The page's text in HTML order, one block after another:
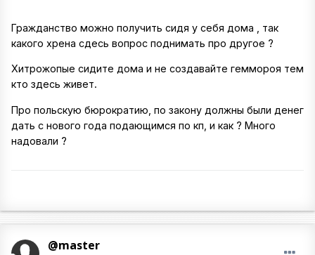
Гражданство можно получить сидя у себя дома , так
какого хрена сдесь вопрос поднимать про другое ?
Хитрожопые сидите дома и не создавайте геммороя тем
кто здесь живет.
Про польскую бюрократию, по закону должны были денег
дать с нового года подающимся по кп, и как ? Много
надовали ?
@master